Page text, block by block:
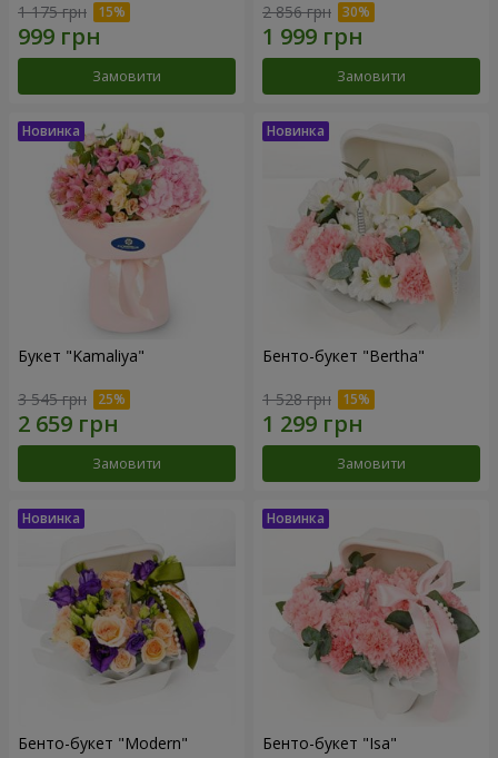
1 175 грн
Замовити
2 856 грн
Замовити
Букет "Kamaliya"
3 545 грн
Замовити
Бенто-букет "Bertha"
1 528 грн
Замовити
Бенто-букет "Modern" Бенто-букет "Isa"